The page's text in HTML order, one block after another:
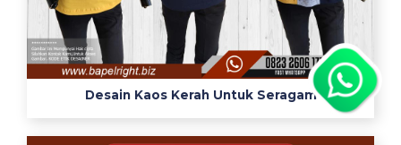
Desain Kaos Kerah Untuk Seragam